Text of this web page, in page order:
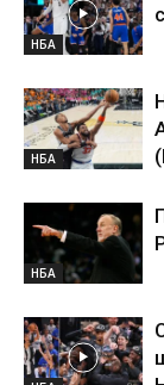
НБА
НБА
НБА